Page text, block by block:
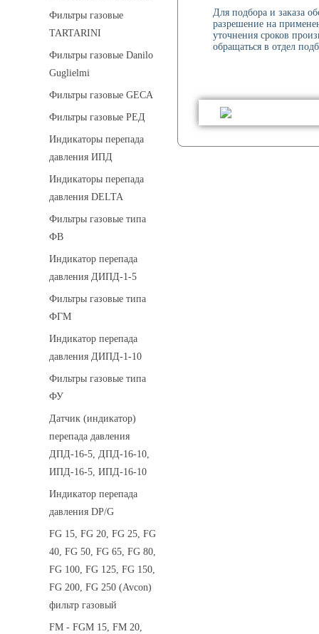
Фильтры газовые
TARTARINI
Фильтры газовые Danilo
Guglielmi
Фильтры газовые GECA
Фильтры газовые РЕД
Индикаторы перепада
давления ИПД
Индикаторы перепада
давления DELTA
Фильтры газовые типа
ФВ
Индикатор перепада
давления ДИПД-1-5
Фильтры газовые типа
ФГМ
Индикатор перепада
давления ДИПД-1-10
Фильтры газовые типа
ФУ
Датчик (индикатор)
перепада давления
ДПД-16-5, ДПД-16-10,
ИПД-16-5, ИПД-16-10
Индикатор перепада
давления DP/G
FG 15, FG 20, FG 25, FG
40, FG 50, FG 65, FG 80,
FG 100, FG 125, FG 150,
FG 200, FG 250 (Avcon)
фильтр газовый
FM - FGM 15, FM 20,
Для подбора и заказа
разрешение на
уточнения сроков
обращаться в отдел